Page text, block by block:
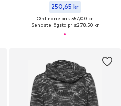
250,65 kr
Ordinarie pris: 557,00 kr
Senaste lägsta pris:278,50 kr